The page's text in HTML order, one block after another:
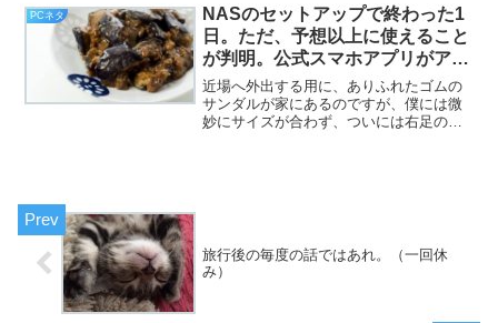
PCネタ
NASのセットアップで終わった1
日。ただ、予想以上に使えること
が判明。公式スマホアプリがアレ
な以外は。（PCネタ）
近場へ外出する用に、ありふれたゴムの
サンダルが家にあるのですが、僕には微
妙にサイズが合わず、ついには右足の親
旅行後の毎度の話ではあれ。（一回休
み）